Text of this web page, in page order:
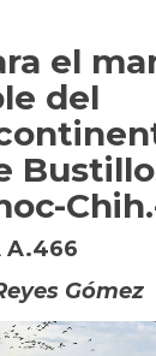
el
del
A.466
Gómez